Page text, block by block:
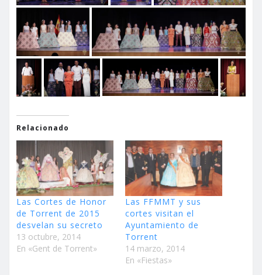
Relacionado
Las Cortes de Honor
de Torrent de 2015
desvelan su secreto
13 octubre, 2014
En «Gent de Torrent»
Las FFMMT y sus
cortes visitan el
Ayuntamiento de
Torrent
14 marzo, 2014
En «Fiestas»